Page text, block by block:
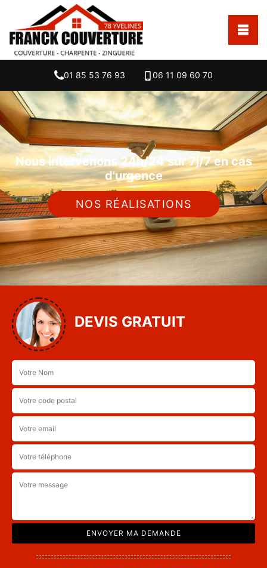
01 85 53 76 93 06 11 09 60 70
Nous intervenons 24h/24 sur 7j/7 en cas
d'urgence
NOS RÉALISATIONS
DEVIS GRATUIT